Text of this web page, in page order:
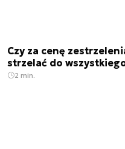
Czy za cenę
strzelać do
2 min.